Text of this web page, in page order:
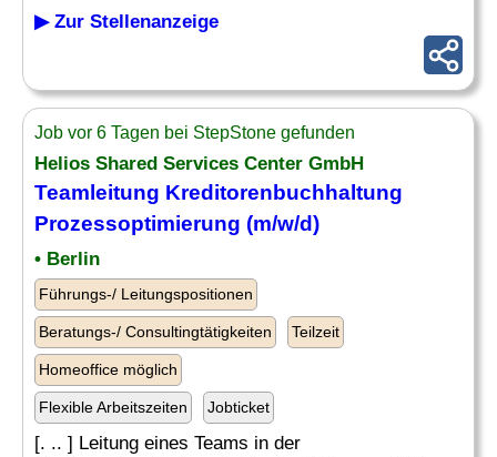
▶ Zur Stellenanzeige
Job vor 6 Tagen bei StepStone gefunden
Helios Shared Services Center GmbH
Teamleitung Kreditorenbuchhaltung
Prozessoptimierung (m/w/d)
• Berlin
Führungs-/ Leitungspositionen
Beratungs-/ Consultingtätigkeiten Teilzeit
Homeoffice möglich
Flexible Arbeitszeiten Jobticket
[. .. ] Leitung eines Teams in der